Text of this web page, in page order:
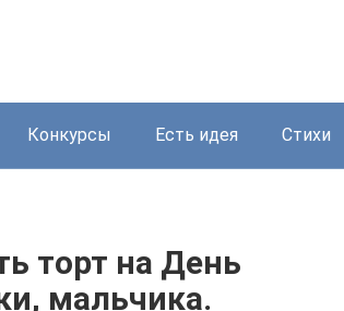
Конкурсы Есть идея Стихи
торт на День
мальчика.